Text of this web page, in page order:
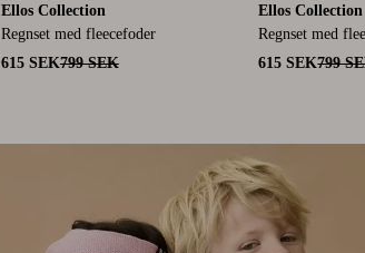
Ellos Collection
Regnset med fleecefoder
615 SEK799 SEK
Ellos Collection
Regnset med
615 SEK799